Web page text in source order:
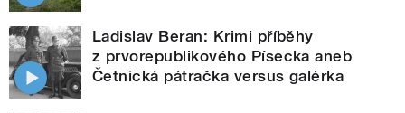
Ladislav Beran: Krimi příběhy
z prvorepublikového Písecka aneb
Četnická pátračka versus galérka